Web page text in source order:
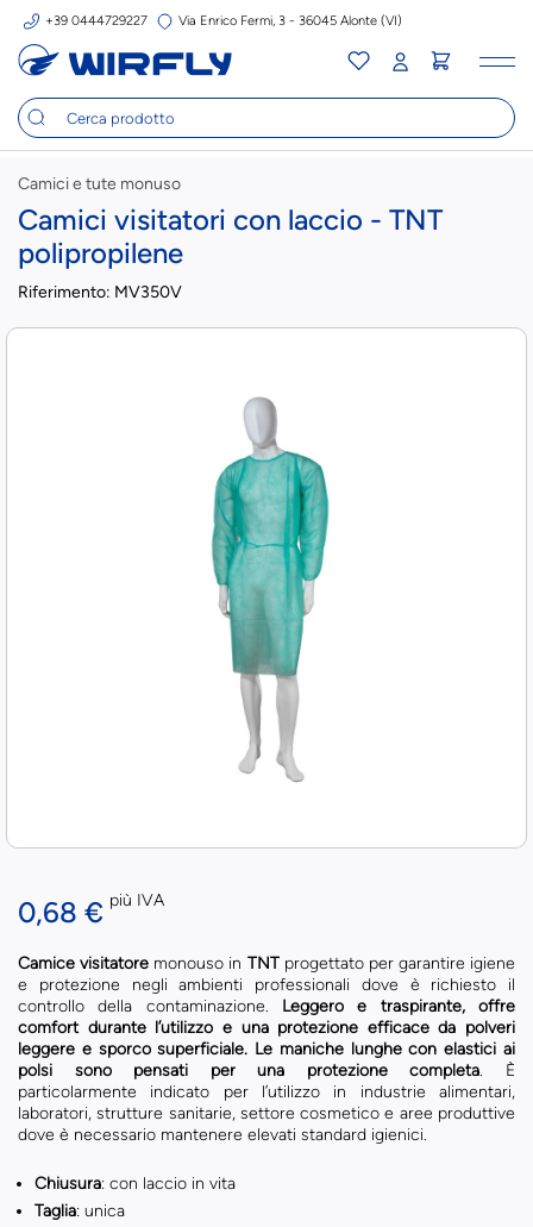
+39 0444729227 Via Enrico Fermi, 3 - 36045 Alonte (VI)
Camici e tute monuso
Camici visitatori con laccio - TNT
polipropilene
Riferimento: MV350V
0,68 € più IVA
Camice visitatore monouso in TNTprogettato per garantire igiene
e protezione negli ambienti professionali dove è richiesto il
controllo della contaminazione. Leggero e traspirante, offre
comfort durante l’utilizzo e una protezione efficace da polveri
leggere e sporco superficiale. Le maniche lunghe con elastici ai
polsi sono pensati per una protezione completa. È
particolarmente indicato per l’utilizzo in industrie alimentari,
laboratori, strutture sanitarie, settore cosmetico e aree produttive
dove è necessario mantenere elevati standard igienici.
Chiusura: con laccio in vita
Taglia: unica